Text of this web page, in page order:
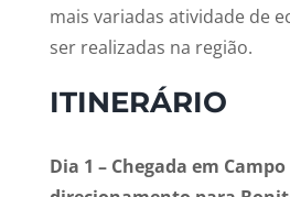
mais variadas atividade de
ser realizadas na região.
ITINERÁRIO
Dia 1 – Chegada em